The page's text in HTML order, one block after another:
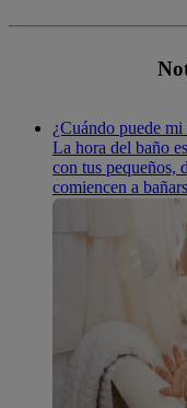
¿Cuándo puede
La hora del baño
con tus pequeños,
comiencen a